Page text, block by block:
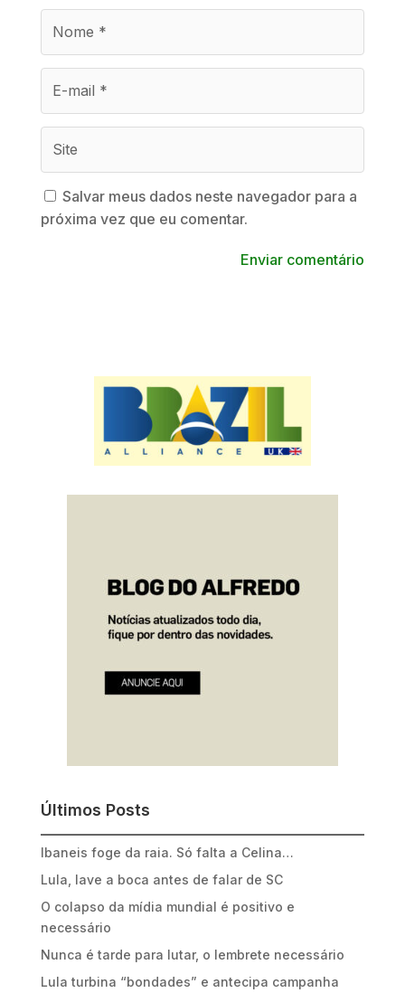
Salvar meus dados neste navegador para a
próxima vez que eu comentar.
Enviar comentário
Últimos Posts
Ibaneis foge da raia. Só falta a Celina…
Lula, lave a boca antes de falar de SC
O colapso da mídia mundial é positivo e
necessário
Nunca é tarde para lutar, o lembrete necessário
Lula turbina “bondades” e antecipa campanha